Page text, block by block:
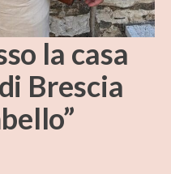
la casa
Brescia